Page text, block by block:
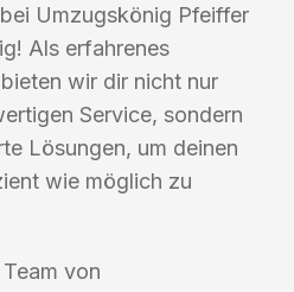
Umzugskönig Pfeiffer
Als erfahrenes
wir dir nicht nur
Service, sondern
Lösungen, um deinen
wie möglich zu
von